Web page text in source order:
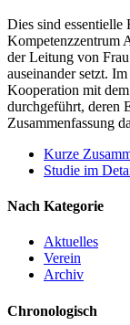
Dies sind essentielle
Kompetenzzentrum
der Leitung von
auseinander setzt.
Kooperation mit
durchgeführt, deren
Zusammenfassung
Kurze
Studie im
Nach Kategorie
Aktuelles
Verein
Archiv
Chronologisch